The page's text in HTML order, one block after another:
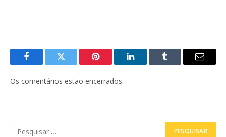
FacebookTwitter Pinterest LinkedInTumblr
E-
Os comentários estão encerrados.